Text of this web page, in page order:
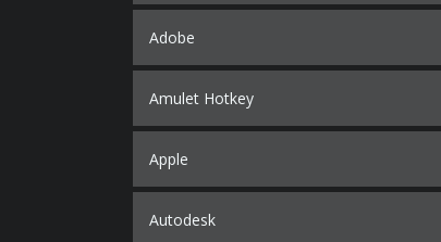
Adobe
Amulet Hotkey
Apple
Autodesk